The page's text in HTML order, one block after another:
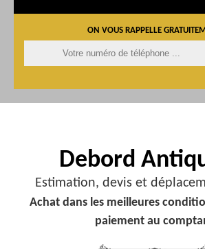
ON VOUS RAPPELLE
Debord
Estimation, devis et
Achat dans les meilleures
paiement au